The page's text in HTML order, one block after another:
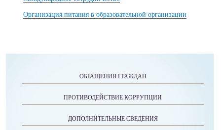
Организация питания в образовательной организации
ОБРАЩЕНИЯ ГРАЖДАН
ПРОТИВОДЕЙСТВИЕ КОРРУПЦИИ
ДОПОЛНИТЕЛЬНЫЕ СВЕДЕНИЯ